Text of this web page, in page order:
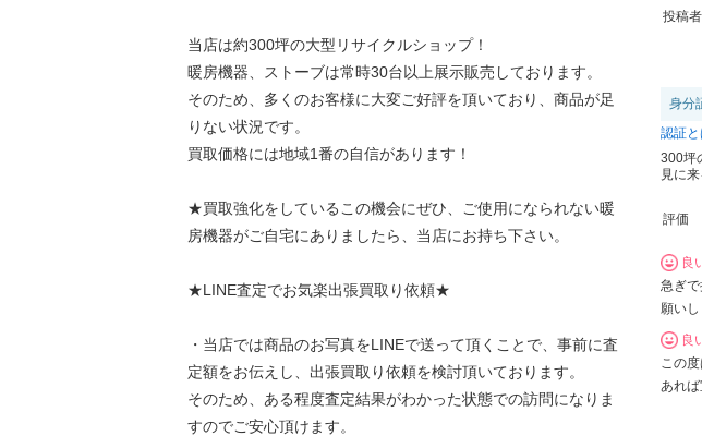
当店は約300坪の大型リサイクルショップ！
暖房機器、ストーブは常時30台以上展示販売しております。
そのため、多くのお客様に大変ご好評を頂いており、商品が足
りない状況です。
買取価格には地域1番の自信があります！
★買取強化をしているこの機会にぜひ、ご使用になられない暖
房機器がご自宅にありましたら、当店にお持ち下さい。
★LINE査定でお気楽出張買取り依頼★
・当店では商品のお写真をLINEで送って頂くことで、事前に査
定額をお伝えし、出張買取り依頼を検討頂いております。
そのため、ある程度査定結果がわかった状態での訪問になりま
すのでご安心頂けます。
投稿者
身分
認証と
300坪
見に
評価
良
急ぎ
願いし
良
この
あれ